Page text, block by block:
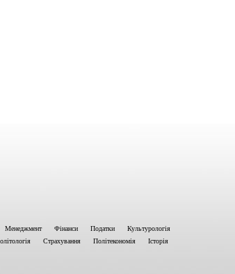
Менеджмент Фінанси Податки
Культурологія
Страхування Політекономія Історія